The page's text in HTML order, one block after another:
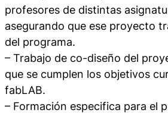
profesores de distintas
asegurando que ese proyecto
del programa.
– Trabajo de co-diseño del
que se cumplen los objetivos
fabLAB.
– Formación especifica para el